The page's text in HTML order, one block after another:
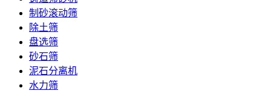
制砂滚动筛
除土筛
盘选筛
砂石筛
泥石分离机
水力筛